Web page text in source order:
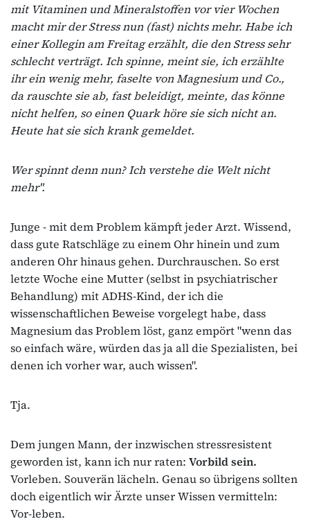
mit Vitaminen und Mineralstoffen vor vier Wochen
macht mir der Stress nun (fast) nichts mehr. Habe ich
einer Kollegin am Freitag erzählt, die den Stress sehr
schlecht verträgt. Ich spinne, meint sie, ich erzählte
ihr ein wenig mehr, faselte von Magnesium und Co.,
da rauschte sie ab, fast beleidigt, meinte, das könne
nicht helfen, so einen Quark höre sie sich nicht an.
Heute hat sie sich krank gemeldet.
Wer spinnt denn nun? Ich verstehe die Welt nicht
mehr".
Junge - mit dem Problem kämpft jeder Arzt. Wissend,
dass gute Ratschläge zu einem Ohr hinein und zum
anderen Ohr hinaus gehen. Durchrauschen. So erst
letzte Woche eine Mutter (selbst in psychiatrischer
Behandlung) mit ADHS-Kind, der ich die
wissenschaftlichen Beweise vorgelegt habe, dass
Magnesium das Problem löst, ganz empört "wenn das
so einfach wäre, würden das ja all die Spezialisten, bei
denen ich vorher war, auch wissen".
Tja.
Dem jungen Mann, der inzwischen stressresistent
geworden ist, kann ich nur raten: Vorbild sein.
Vorleben. Souverän lächeln. Genau so übrigens sollten
doch eigentlich wir Ärzte unser Wissen vermitteln:
Vor-leben.